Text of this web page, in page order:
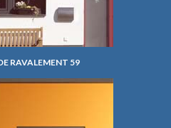
RAVALEMENT 59